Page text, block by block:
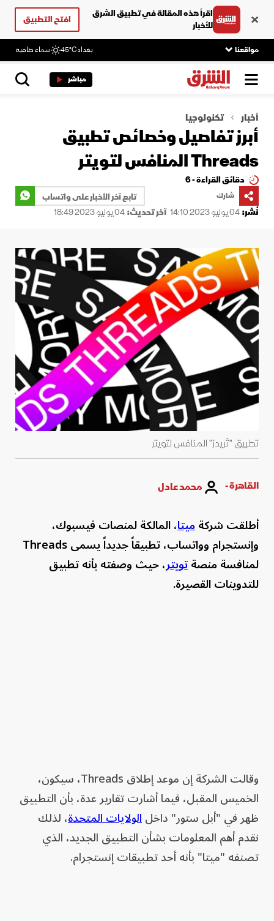
اقرأ هذه المقالة في تطبيق الشرق
للأخبار
افتح التطبيق
مواقعنا بغداد45°C سماء صافية
مباشر
أخبار تكنولوجيا
أبرز تفاصيل وخصائص تطبيق
Threads المنافس لتويتر
دقائق القراءة - 6
شارك
تابع آخر الأخبار على واتساب
نُشر:04 يوليو 2023 14:10 آخر تحديث:04 يوليو 2023 18:49
تطبيق "ثريدز" المنافس لتويتر
القاهرة - محمد عادل
أطلقت شركةميتا، المالكة لمنصات فيسبوك،
وإنستجرام وواتساب، تطبيقاً جديداً يسمى Threads
لمنافسة منصةتويتر، حيث وصفته بأنه تطبيق
للتدوينات القصيرة.
وقالت الشركة إن موعد إطلاق Threads، سيكون،
الخميس المقبل، فيما أشارت تقارير عدة، بأن التطبيق
ظهر في "أبل ستور" داخلالولايات المتحدة، لذلك
نقدم أهم المعلومات بشأن التطبيق الجديد، الذي
تصنفه "ميتا" بأنه أحد تطبيقات إنستجرام.